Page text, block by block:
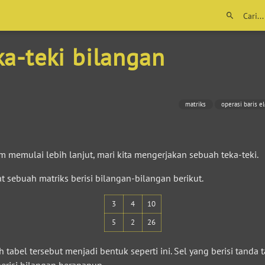
teki bilangan
matriks operasi baris
memulai lebih lanjut, mari kita mengerjakan sebuah teka-teki.
sebuah matriks berisi bilangan-bilangan berikut.
3 4
10
5
2 26
tabel tersebut menjadi bentuk seperti ini. Sel yang berisi tanda